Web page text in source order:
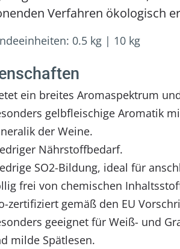
Verfahren ökologisch
0.5 kg | 10 kg
ein breites Aromaspektrum
gelbfleischige Aromatik
der Weine.
Nährstoffbedarf.
SO2-Bildung, ideal für
frei von chemischen
zertifiziert gemäß den EU
geeignet für Weiß- und
milde Spätlesen.